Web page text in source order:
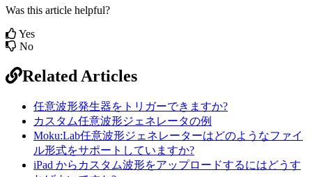
Was this article helpful?
Yes
No
Related Articles
任意波形発生器をトリガーできますか?
カスタム任意波形ジェネレータの例
Moku:Lab任意波形ジェネレーターはどのようなファイ
ル形式をサポートしていますか?
iPad からカスタム波形をアップロードするにはどうす